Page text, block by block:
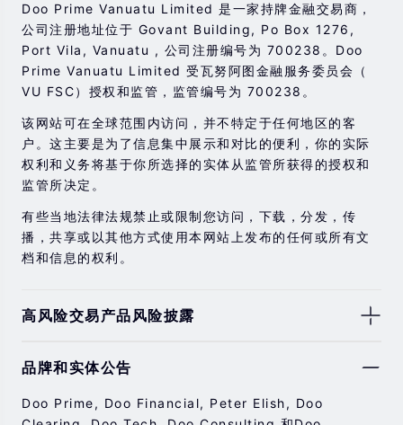
Doo Prime Vanuatu Limited 是一家持牌金融交易商，
公司注册地址位于 Govant Building, Po Box 1276,
Port Vila, Vanuatu , 公司注册编号为 700238。Doo
Prime Vanuatu Limited 受瓦努阿图金融服务委员会（
VU FSC）授权和监管，监管编号为 700238。
该网站可在全球范围内访问，并不特定于任何地区的客
户。这主要是为了信息集中展示和对比的便利，你的实际
权利和义务将基于你所选择的实体从监管所获得的授权和
监管所决定。
有些当地法律法规禁止或限制您访问，下载，分发，传
播，共享或以其他方式使用本网站上发布的任何或所有文
档和信息的权利。
高风险交易产品风险披露
券，期货，差价合约和其他金融产品交易涉及高风险，可
过去的投资表现并不代表其未来的表现。
品牌和实体公告
Doo Prime, Doo Financial, Peter Elish, Doo